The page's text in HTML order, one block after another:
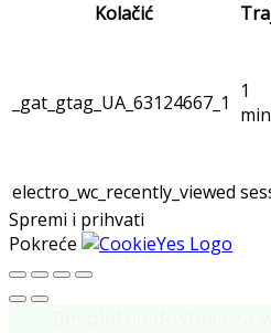
Kolačić
_gat_gtag_UA_63124667_1
1
electro_wc_recently_viewed
Spremi i prihvati
Pokreće